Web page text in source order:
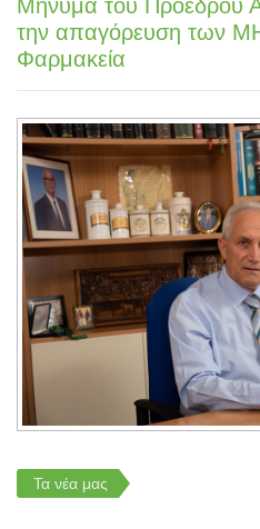
Μήνυμα του Προέδρου
την απαγόρευση των
Φαρμακεία
Τα νέα μας